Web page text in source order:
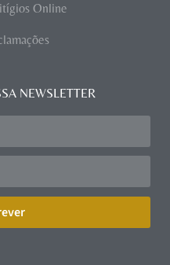
Online
NEWSLETTER